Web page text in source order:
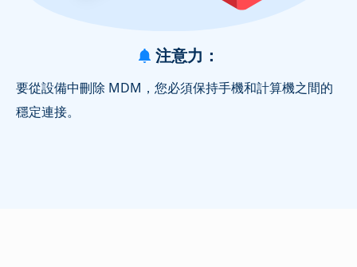
注意力：
要從設備中刪除 MDM，您必須保持手機和計算機之間的
穩定連接。